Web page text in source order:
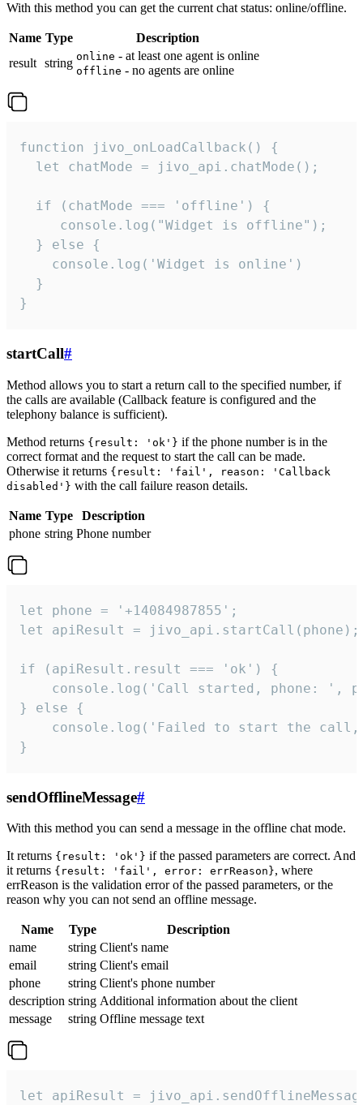
With this method you can get the current chat status: online/offline.
Name Type
Description
result string online - at least one agent is online
offline - no agents are online
function jivo_onLoadCallback() {
  let chatMode = jivo_api.chatMode();
  if (chatMode === 'offline') {
     console.log("Widget is offline");
  } else {
    console.log('Widget is online')
  }
}
startCall#
Method allows you to start a return call to the specified number, if
the calls are available (Callback feature is configured and the
telephony balance is sufficient).
Method returns {result: 'ok'} if the phone number is in the
correct format and the request to start the call can be made.
Otherwise it returns {result: 'fail', reason: 'Callback
disabled'} with the call failure reason details.
Name Type
Description
phone string Phone number
let phone = '+14084987855';
let apiResult = jivo_api.startCall(phone);
if (apiResult.result === 'ok') {
console.log('Call started, phone: ',
} else {
console.log('Failed to start the
}
sendOfflineMessage#
With this method you can send a message in the offline chat mode.
It returns {result: 'ok'} if the passed parameters are correct. And
it returns {result: 'fail', error: errReason}, where
errReason is the validation error of the passed parameters, or the
reason why you can not send an offline message.
Name Type
Description
name
string Client's name
email
string Client's email
phone
string Client's phone number
description string Additional information about the client
message
string Offline message text
let apiResult =